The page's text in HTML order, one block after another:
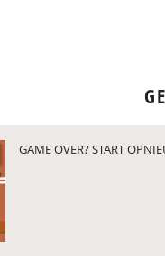
GAME OVER? START